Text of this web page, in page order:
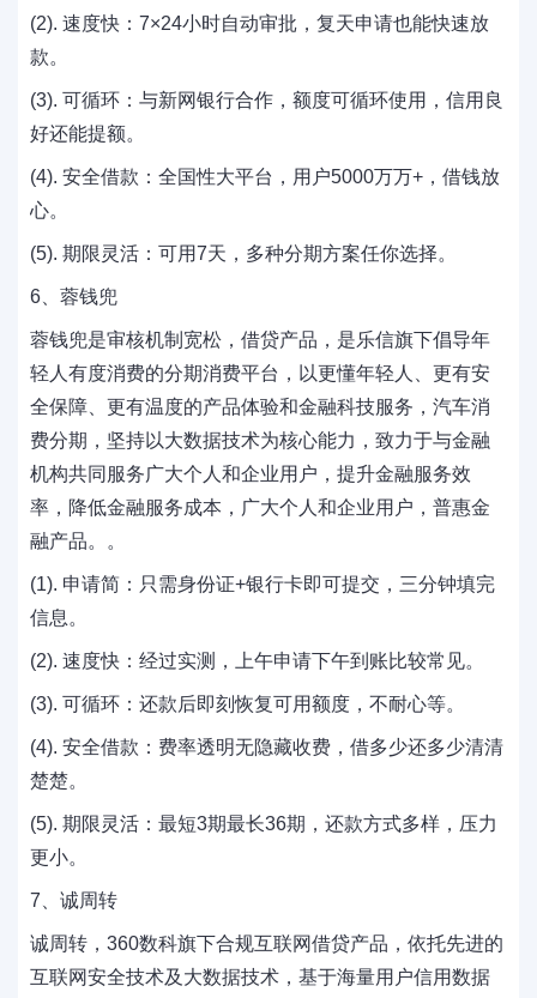
(2). 速度快：7×24小时自动审批，复天申请也能快速放
款。
(3). 可循环：与新网银行合作，额度可循环使用，信用良
好还能提额。
(4). 安全借款：全国性大平台，用户5000万万+，借钱放
心。
(5). 期限灵活：可用7天，多种分期方案任你选择。
6、蓉钱兜
蓉钱兜是审核机制宽松，借贷产品，是乐信旗下倡导年
轻人有度消费的分期消费平台，以更懂年轻人、更有安
全保障、更有温度的产品体验和金融科技服务，汽车消
费分期，坚持以大数据技术为核心能力，致力于与金融
机构共同服务广大个人和企业用户，提升金融服务效
率，降低金融服务成本，广大个人和企业用户，普惠金
融产品。。
(1). 申请简：只需身份证+银行卡即可提交，三分钟填完
信息。
(2). 速度快：经过实测，上午申请下午到账比较常见。
(3). 可循环：还款后即刻恢复可用额度，不耐心等。
(4). 安全借款：费率透明无隐藏收费，借多少还多少清清
楚楚。
(5). 期限灵活：最短3期最长36期，还款方式多样，压力
更小。
7、诚周转
诚周转，360数科旗下合规互联网借贷产品，依托先进的
互联网安全技术及大数据技术，基于海量用户信用数据